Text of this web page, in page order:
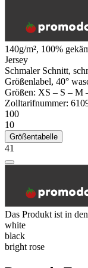
140g/m², 100%
Jersey
Schmaler Schnitt,
Größenlabel, 40°
Größen: XS – S – M
Zolltarifnummer:
100
10
Größentabelle
41
Das Produkt ist in
white
black
bright rose